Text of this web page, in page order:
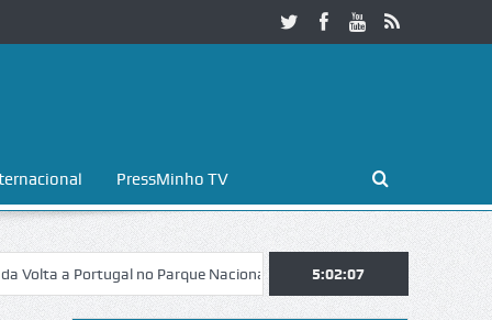
PressMinho TV
no Parque Nacional da Peneda-Gerês Esposende.
5:02:08